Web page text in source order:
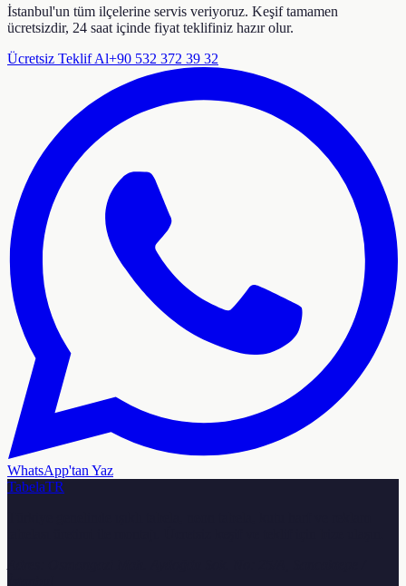
İstanbul'un tüm ilçelerine servis veriyoruz. Keşif tamamen
ücretsizdir, 24 saat içinde fiyat teklifiniz hazır olur.
Ücretsiz Teklif Al+90 532 372 39 32
WhatsApp'tan Yaz
TabelaTR